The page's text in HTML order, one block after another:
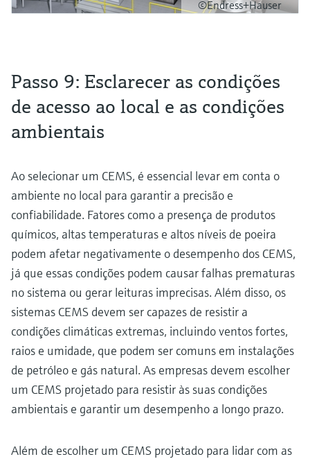
©Endress+Hauser
Passo 9: Esclarecer as condições
de acesso ao local e as condições
ambientais
Ao selecionar um CEMS, é essencial levar em conta o
ambiente no local para garantir a precisão e
confiabilidade. Fatores como a presença de produtos
químicos, altas temperaturas e altos níveis de poeira
podem afetar negativamente o desempenho dos CEMS,
já que essas condições podem causar falhas prematuras
no sistema ou gerar leituras imprecisas. Além disso, os
sistemas CEMS devem ser capazes de resistir a
condições climáticas extremas, incluindo ventos fortes,
raios e umidade, que podem ser comuns em instalações
de petróleo e gás natural. As empresas devem escolher
um CEMS projetado para resistir às suas condições
ambientais e garantir um desempenho a longo prazo.
Além de escolher um CEMS projetado para lidar com as